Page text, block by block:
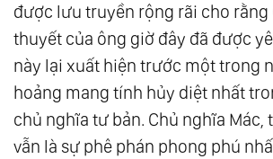
được lưu truyền rộng rãi cho rằng
thuyết của ông giờ đây đã được
này lại xuất hiện trước một trong
hoảng mang tính hủy diệt nhất
chủ nghĩa tư bản. Chủ nghĩa Mác,
vẫn là sự phê phán phong phú